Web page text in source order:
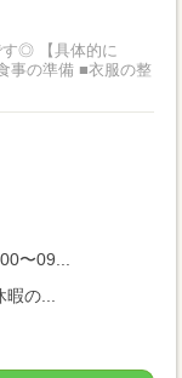
的に
事の準備 ■衣服の整
〜09...
の...